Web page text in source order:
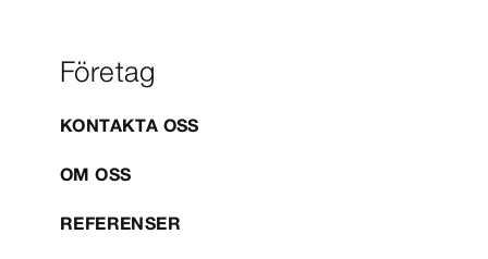
Företag
KONTAKTA OSS
OM OSS
REFERENSER